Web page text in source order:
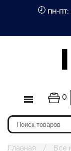
ПН-ПТ:
0
Главная Все